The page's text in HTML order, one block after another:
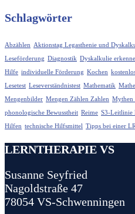
Schlagwörter
Abzählen Aktionstag Legasthenie und
Leseförderung Diagnostik Dyskalkulie
Hilfe individuelle Förderung Kochen
Lesetest Leseverständnistest Mathematik
Mengenbilder Mengen Zählen Zahlen Mythen
phonologische Bewusstheit Reime S3-Leitlinie
Hilfen technische Hilfsmittel Tipps bei einer
LERNTHERAPIE VS
Susanne Seyfried
Nagoldstraße 47
78054 VS-Schwenningen